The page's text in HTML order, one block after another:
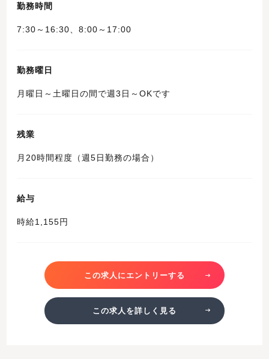
勤務時間
7:30～16:30、8:00～17:00
勤務曜日
月曜日～土曜日の間で週3日～OKです
残業
月20時間程度（週5日勤務の場合）
給与
時給1,155円
この求人にエントリーする
この求人を詳しく見る